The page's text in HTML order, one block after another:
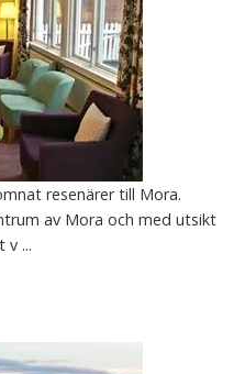
resenärer till Mora.
av Mora och med utsikt
v ...